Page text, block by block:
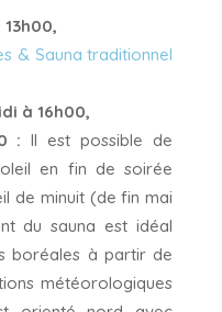
& Sauna traditionnel
à 16h00,
:Il est possible de
en fin de soirée
de minuit (de fin mai
du sauna est idéal
boréales à partir de
météorologiques